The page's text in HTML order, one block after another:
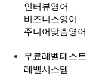
인터뷰영어
비즈니스영어
주니어맞춤영어
무료레벨테스트
레벨시스템